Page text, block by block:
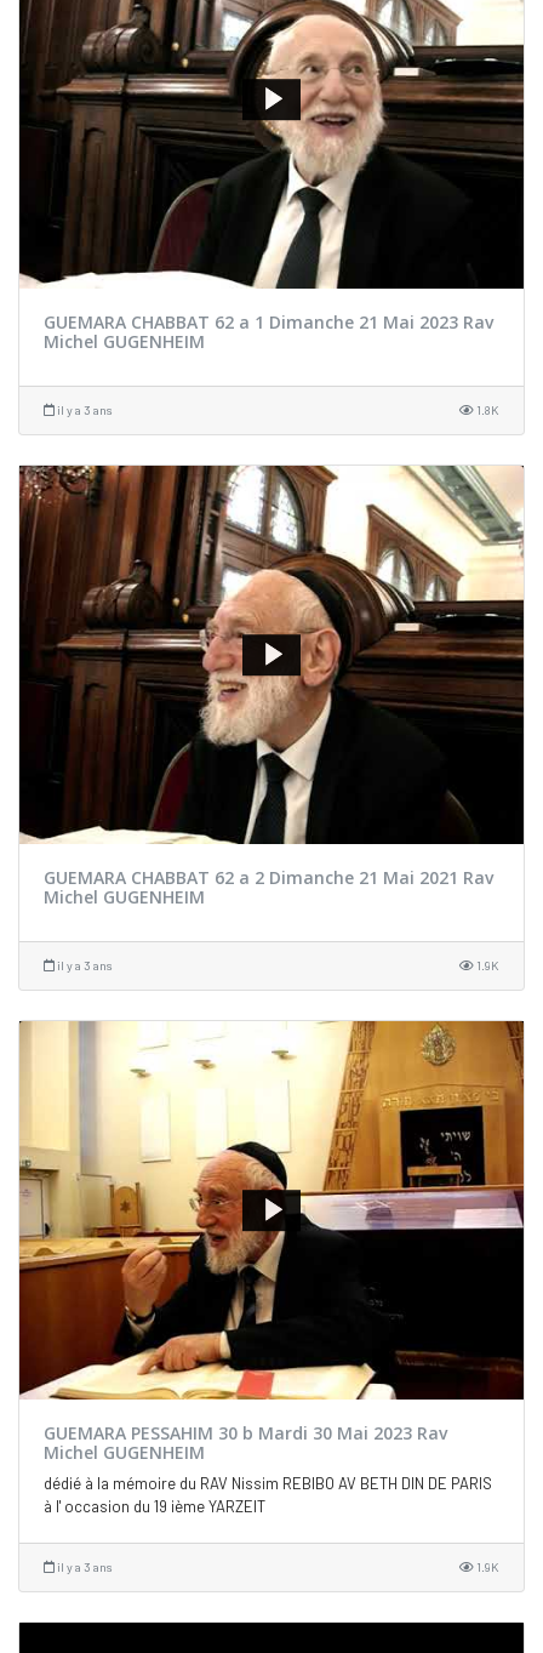
GUEMARA CHABBAT 62 a 1 Dimanche 21 Mai 2023 Rav
Michel GUGENHEIM
il y a 3 ans 1.8K
GUEMARA CHABBAT 62 a 2 Dimanche 21 Mai 2021 Rav
Michel GUGENHEIM
il y a 3 ans 1.9K
GUEMARA PESSAHIM 30 b Mardi 30 Mai 2023 Rav
Michel GUGENHEIM
dédié à la mémoire du RAV Nissim REBIBO AV BETH DIN DE PARIS
à l' occasion du 19 ième YARZEIT
il y a 3 ans 1.9K